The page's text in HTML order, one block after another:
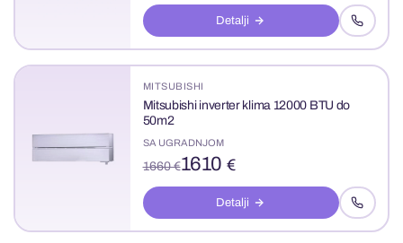
Detalji
MITSUBISHI
Mitsubishi inverter klima 12000 BTU do
50m2
SA UGRADNJOM
1660 €1610 €
Detalji